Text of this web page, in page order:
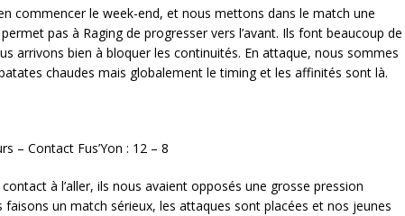
commencer le week-end, et nous mettons dans le match une
pas à Raging de progresser vers l’avant. Ils font beaucoup de
arrivons bien à bloquer les continuités. En attaque, nous sommes
chaudes mais globalement le timing et les affinités sont là.
– Contact Fus’Yon : 12 – 8
à l’aller, ils nous avaient opposés une grosse pression
faisons un match sérieux, les attaques sont placées et nos jeunes